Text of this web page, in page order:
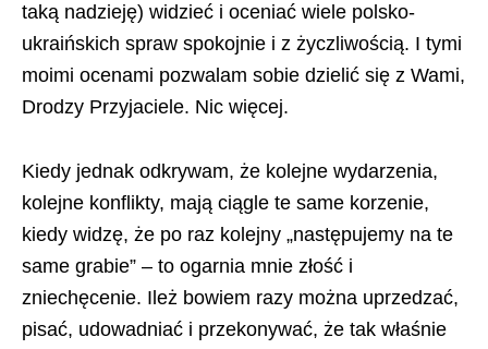
taką nadzieję) widzieć i oceniać wiele polsko-
ukraińskich spraw spokojnie i z życzliwością. I tymi
moimi ocenami pozwalam sobie dzielić się z Wami,
Drodzy Przyjaciele. Nic więcej.
Kiedy jednak odkrywam, że kolejne wydarzenia,
kolejne konflikty, mają ciągle te same korzenie,
kiedy widzę, że po raz kolejny „następujemy na te
same grabie” – to ogarnia mnie złość i
zniechęcenie. Ileż bowiem razy można uprzedzać,
pisać, udowadniać i przekonywać, że tak właśnie